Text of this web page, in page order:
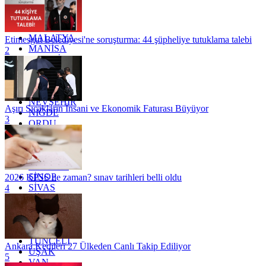
KONYA
KÜTAHYA
KİLİS
MALATYA
MANİSA
MARDİN
MERSİN
MUĞLA
MUŞ
NEVŞEHİR
NİĞDE
ORDU
OSMANİYE
RİZE
SAKARYA
SAMSUN
SİNOP
SİVAS
SİİRT
TEKİRDAĞ
TOKAT
TRABZON
TUNCELİ
UŞAK
VAN
Etimesgut Belediyesi'ne soruşturma: 44 şüpheliye tutuklama talebi
2
Aşırı Sıcakların İnsani ve Ekonomik Faturası Büyüyor
3
2026 KPSS ne zaman? sınav tarihleri belli oldu
4
Ankara Kedileri 27 Ülkeden Canlı Takip Ediliyor
5